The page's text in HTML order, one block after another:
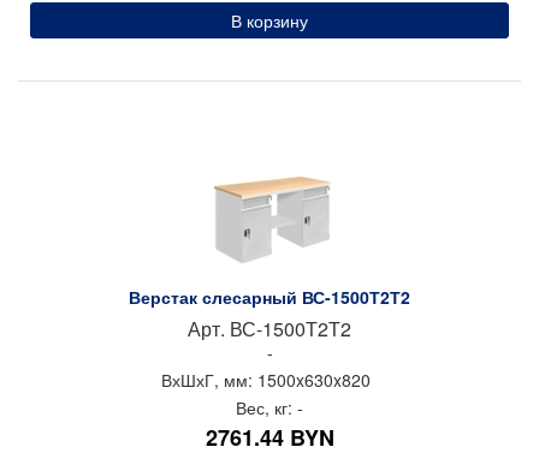
В корзину
Верстак слесарный ВС-1500Т2Т2
Арт. ВС-1500Т2Т2
-
ВхШхГ, мм: 1500x630x820
Вес, кг: -
2761.44 BYN